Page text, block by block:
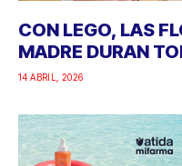
CON LEGO, LAS
MADRE DURAN
14 ABRIL, 2026